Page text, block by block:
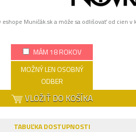
Muničák.sk a môže sa odlišovať od cien v
MÁM 18 ROKOV
MOŽNÝ LEN OSOBNÝ
ODBER
VLOŽIŤ DO KOŠÍKA
TABUĽKA DOSTUPNOSTI